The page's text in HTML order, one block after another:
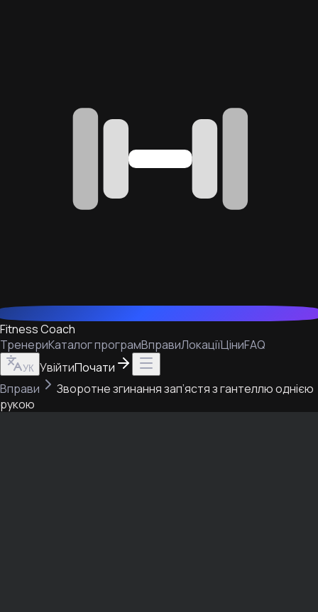
Fitness Coach
ТренериКаталог програмВправиЛокаціїЦіниFAQ
УК УвійтиПочати
Вправи
Зворотне згинання зап’ястя з гантеллю однією
рукою